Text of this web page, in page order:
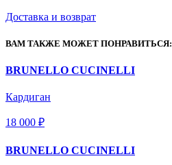
Доставка и возврат
ВАМ ТАКЖЕ МОЖЕТ ПОНРАВИТЬСЯ:
BRUNELLO CUCINELLI
Кардиган
18 000 ₽
BRUNELLO CUCINELLI